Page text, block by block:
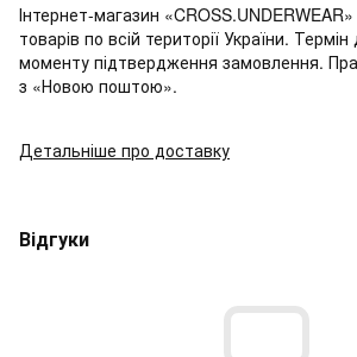
Інтернет-магазин
товарів по всій території України.
моменту підтвердження замовлення.
з «Новою поштою».
Детальніше про доставку
Відгуки